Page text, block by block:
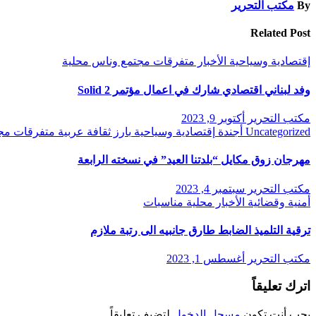
By مكتب التحرير
Related Post
إقتصادية وسياحية الأخبار متفرقات مجتمع وناس محلية
وفد لبناني اقتصادي شارك في اعمال مؤتمر Solid 2
مكتب التحرير
أكتوبر 9, 2023
Uncategorized أجندة إقتصادية وسياحية بارز ثقافة عربية متفرقات
مهرجان زوق مكايل “بلدتنا العيد” في نسخته الرابعة
مكتب التحرير سبتمبر 4, 2023
أمنية وقضائية الأخبار محلية مناسبات
ترقية التلميذ الضابط طارق جانبيه الى رتبة ملازم
مكتب التحرير أغسطس 1, 2023
اترك تعليقاً